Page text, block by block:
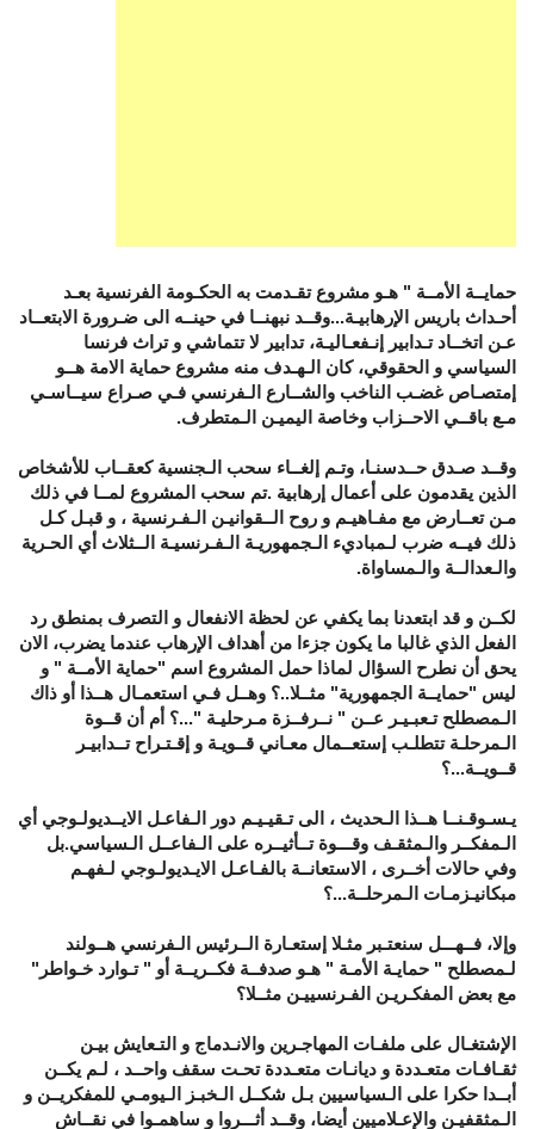
حمايــة الأمــة " هـو مشروع تقـدمت به الحكـومة الفرنسية بعـد
أحـداث باريس الإرهابيـة...وقــد نبهنــا في حينــه الى ضـرورة الابتعــاد
عـن اتخــاد تـدابير إنـفعـاليـة، تدابير لا تتماشي و تراث فرنسا
السياسي و الحقوقي، كان الـهـدف منه مشروع حماية الامة هــو
إمتصـاص غضـب الناخب والشــارع الـفرنسي فـي صـراع سيــاسـي
مـع باقــي الاحــزاب وخاصة اليميـن الـمتطرف.
وقــد صـدق حــدسنـا، وتـم إلغــاء سحب الـجنسية كعقــاب للأشخاص
الذين يقدمون على أعمال إرهابية .تم سحب المشروع لمــا في ذلك
مـن تعــارض مع مفـاهيـم و روح الــقوانيـن الـفـرنسية ، و قبـل كـل
ذلك فيــه ضرب لـمباديء الـجمهوريـة الـفـرنسيـة الــثلاث أي الحـرية
والـعدالــة والـمساواة.
لكــن و قد ابتعدنا بما يكفي عن لحظة الانفعال و التصرف بمنطق رد
الفعل الذي غالبا ما يكون جزءا من أهداف الإرهاب عندما يضرب، الان
يحق أن نطرح السؤال لماذا حمل المشروع اسم "حماية الأمــة " و
ليس "حمايــة الجمهورية" مثــلا..؟ وهــل فـي استعمـال هــذا أو ذاك
الـمصطلح تـعبـيـر عــن " نــرفــزة مـرحليـة "...؟ أم أن قــوة
الـمرحلـة تتطلـب إستعــمال معـاني قــويـة و إقـتـراح تــدابيـر
قــويــة...؟
يـسـوقـنــا هــذا الـحديث ، الى تـقيـيـم دور الـفاعـل الايــديولـوجي أي
الـمفكــر والـمثقـف وقـــوة تــأثيــره على الـفاعــل الـسياسي.بل
وفي حالات أخــرى ، الاستعانــة بالفـاعـل الايـديولـوجي لـفهـم
مبكانيـزمـات الـمرحلــة...؟
وإلا، فــهـــل سنعتـبر مثـلا إستعـارة الــرئيس الـفرنسي هــولند
لـمصطلح " حمايـة الأمـة " هـو صدفــة فكــريــة أو " تـوارد خـواطر"
مع بعض المفكـريـن الفـرنسييـن مثــلا؟
الإشتغـال على ملفـات المهاجـرين والانـدماج و التـعايش بيـن
ثقـافـات متعـددة و ديانـات متعـددة تحـت سقف واحــد ، لـم يكــن
أبــدا حكرا على الـسياسيين بـل شكــل الـخبـز الـيومـي للمفكريــن و
الـمثقفيـن والإعـلاميين أيضا، وقــد أثـــروا و ساهمـوا في نقــاش